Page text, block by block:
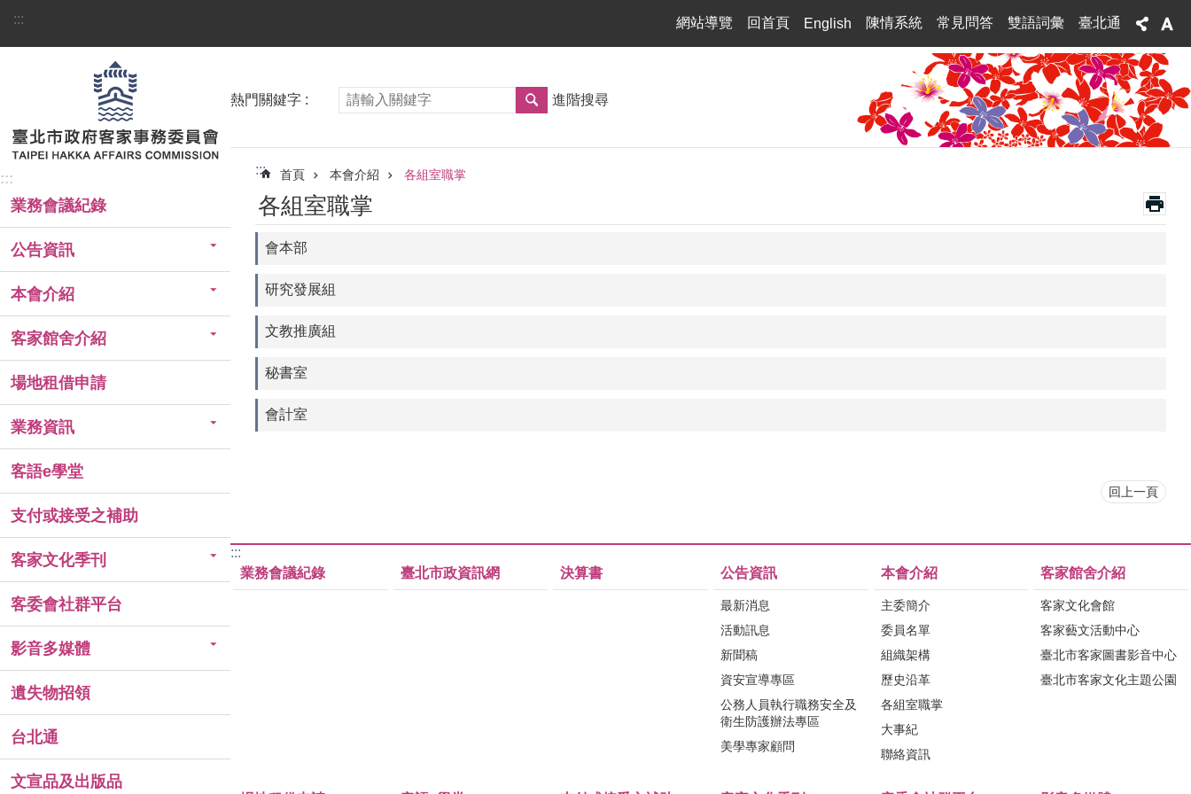
跳到主要內容區塊
::: 網站導覽 回首頁 English 陳情系統 常見問答 雙語詞彙 臺北通
:::
業務會議紀錄
公告資訊
本會介紹
客家館舍介紹
場地租借申請
業務資訊
客語e學堂
支付或接受之補助
客家文化季刊
客委會社群平台
影音多媒體
遺失物招領
台北通
文宣品及出版品
熱門關鍵字 進階搜尋
::: 首頁 本會介紹 各組室職掌
各組室職掌
會本部
研究發展組
文教推廣組
秘書室
會計室
回上一頁
:::
業務會議紀錄
臺北市政資訊網 決算書 公告資訊
最新消息
活動訊息
新聞稿
資安宣導專區
公務人員執行職務安全及
衛生防護辦法專區
美學專家顧問
本會介紹
主委簡介
委員名單
組織架構
歷史沿革
各組室職掌
大事紀
聯絡資訊
客家館舍介紹
客家文化會館
客家藝文活動中心
臺北市客家圖書影音中心
臺北市客家文化主題公園